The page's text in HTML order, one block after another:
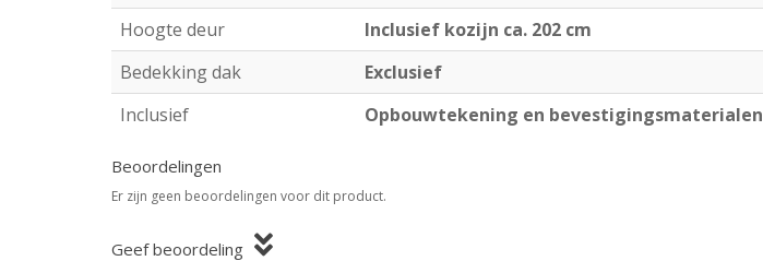
Hoogte deur
Inclusief kozijn ca. 202 cm
Bedekking dak
Exclusief
Inclusief
Opbouwtekening en bevestigingsmaterialen
Beoordelingen
Er zijn geen beoordelingen voor dit product.
Geef beoordeling